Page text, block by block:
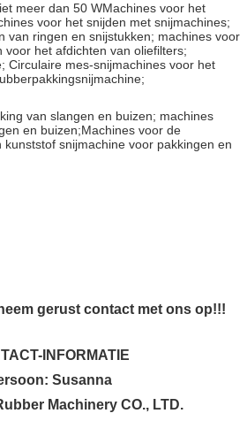
meer dan 50 WMachines voor het
voor het snijden met snijmachines;
van ringen en snijstukken; machines voor
voor het afdichten van oliefilters;
Circulaire mes-snijmachines voor het
van slangen en buizen; machines
en buizen;Machines voor de
snijmachine voor pakkingen en
gerust contact met ons op!!!
INFORMATIE
Susanna
Machinery CO., LTD.